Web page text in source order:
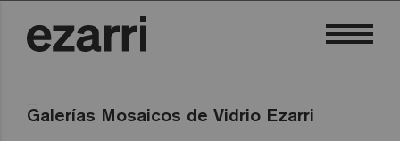
Galerías Mosaicos de Vidrio Ezarri